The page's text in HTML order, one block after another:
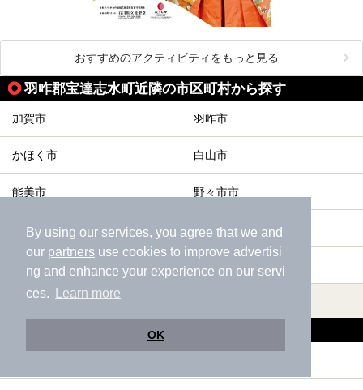
By using our services, you agree that we and
our partners use cookies to improve advertisi
ng and enhance your experience on our servi
ces.
Learn more
OK
おすすめのアクティビティをもっと見る
羽咋郡宝達志水町近隣の市区町村から探す
加賀市 羽咋市
かほく市 白山市
能美市 野々市市
能美郡川北町 河北郡津幡町
河北郡内灘町 羽咋郡志賀町
羽咋郡宝達志水町の人気テーマから探す